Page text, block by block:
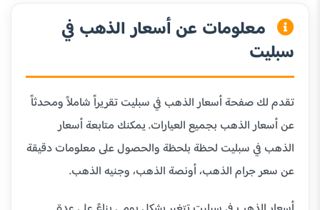
معلومات عن أسعار الذهب في
سبليت
تقدم لك صفحة أسعار الذهب في سبليت تقريراً شاملاً ومحدثاً
عن أسعار الذهب بجميع العيارات. يمكنك متابعة أسعار
الذهب في سبليت لحظة بلحظة والحصول على معلومات دقيقة
عن سعر جرام الذهب، أونصة الذهب، وجنيه الذهب.